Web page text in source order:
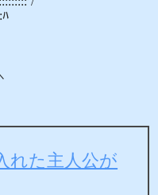
れた主人公が